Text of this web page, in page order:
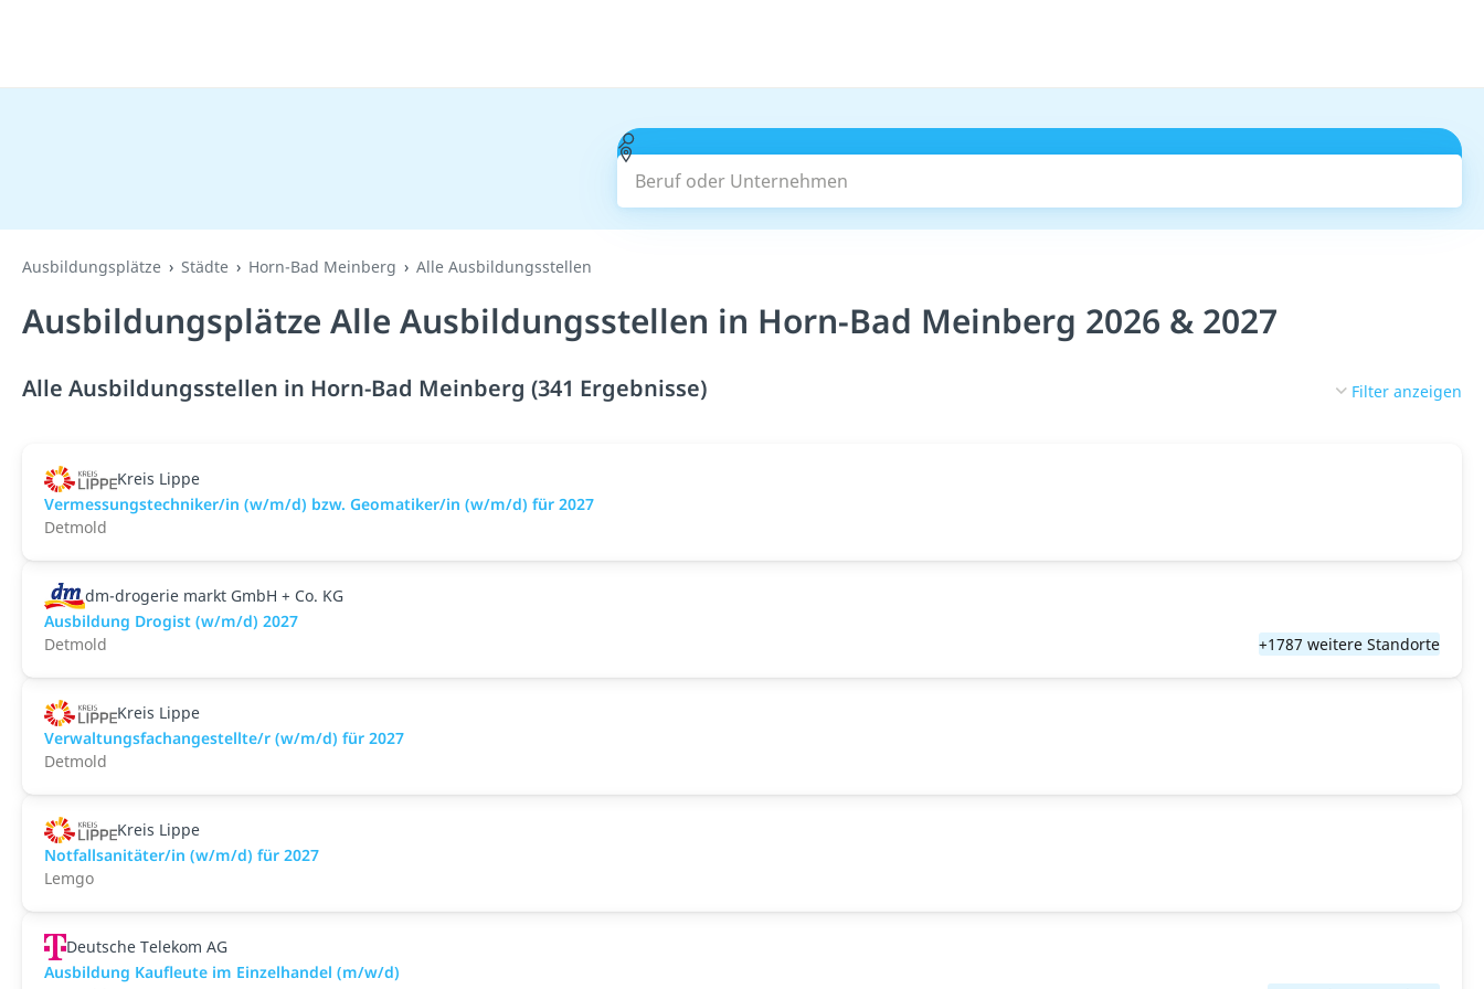
Beruf oder Unternehmen
Ausbildungsplätze Städte Horn-Bad Meinberg Alle Ausbildungsstellen
Ausbildungsplätze Alle Ausbildungsstellen in Horn-Bad Meinberg 2026 & 2027
Alle Ausbildungsstellen in Horn-Bad Meinberg (341 Ergebnisse) Filter anzeigen
Kreis Lippe
Vermessungstechniker/in (w/m/d) bzw. Geomatiker/in (w/m/d) für 2027
Detmold
dm-drogerie markt GmbH + Co. KG
Ausbildung Drogist (w/m/d) 2027
Detmold
+1787 weitere Standorte
Kreis Lippe
Verwaltungsfachangestellte/r (w/m/d) für 2027
Detmold
Kreis Lippe
Notfallsanitäter/in (w/m/d) für 2027
Lemgo
Deutsche Telekom AG
Ausbildung Kaufleute im Einzelhandel (m/w/d)